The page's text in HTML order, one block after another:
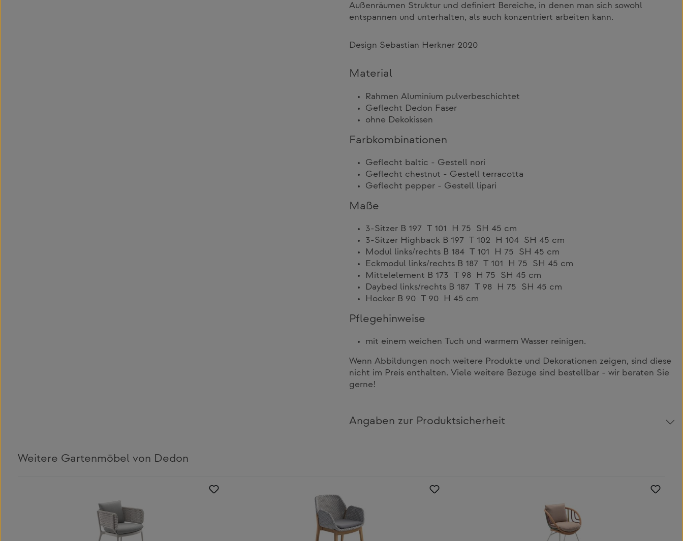
Außenräumen Struktur und definiert Bereiche, in denen man sich sowohl
entspannen und unterhalten, als auch konzentriert arbeiten kann.
Design Sebastian Herkner 2020
Material
Rahmen Aluminium pulverbeschichtet
Geflecht Dedon Faser
ohne Dekokissen
Farbkombinationen
Geflecht baltic - Gestell nori
Geflecht chestnut - Gestell terracotta
Geflecht pepper - Gestell lipari
Maße
3-Sitzer B 197 T 101 H 75 SH 45 cm
3-Sitzer Highback B 197 T 102 H 104 SH 45 cm
Modul links/rechts B 184 T 101 H 75 SH 45 cm
Eckmodul links/rechts B 187 T 101 H 75 SH 45 cm
Mittelelement B 173 T 98 H 75 SH 45 cm
Daybed links/rechts B 187 T 98 H 75 SH 45 cm
Hocker B 90 T 90 H 45 cm
Pflegehinweise
mit einem weichen Tuch und warmem Wasser reinigen.
Wenn Abbildungen noch weitere Produkte und Dekorationen zeigen, sind diese
nicht im Preis enthalten. Viele weitere Bezüge sind bestellbar - wir beraten Sie
gerne!
Angaben zur Produktsicherheit
Weitere Gartenmöbel von Dedon